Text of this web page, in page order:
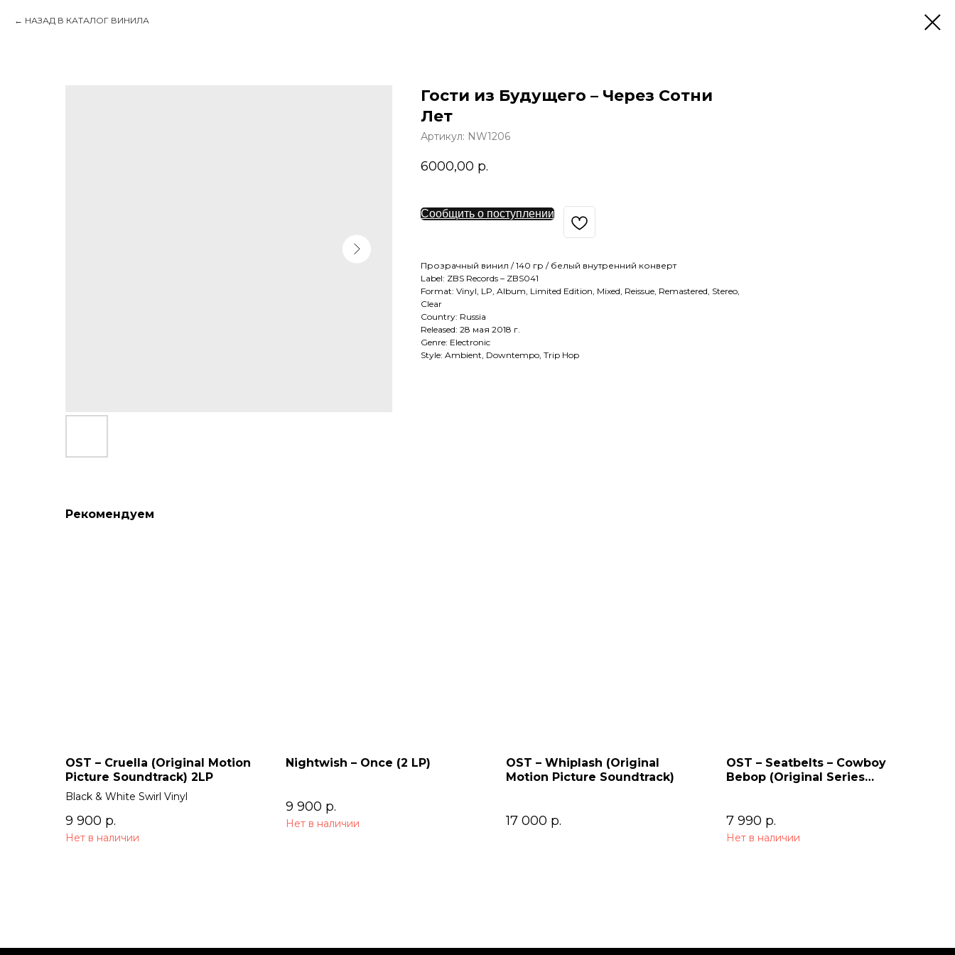
НАЗАД В КАТАЛОГ ВИНИЛА
Гости из Будущего – Через Сотни
Лет
Артикул: NW1206
6000,00 р.
Сообщить о поступлении
Прозрачный винил / 140 гр / белый внутренний конверт
Label: ZBS Records – ZBS041
Format: Vinyl, LP, Album, Limited Edition, Mixed, Reissue, Remastered, Stereo,
Clear
Country: Russia
Released: 28 мая 2018 г.
Genre: Electronic
Style: Ambient, Downtempo, Trip Hop
Рекомендуем
OST – Cruella (Original Motion
Picture Soundtrack) 2LP
Black & White Swirl Vinyl
9 900 р.
Нет в наличии
Nightwish – Once (2 LP)
9 900 р.
Нет в наличии
OST – Whiplash (Original
Motion Picture Soundtrack)
17 000 р.
OST – Seatbelts – Cowboy
Bebop (Original Series
7 990 р.
Нет в наличии